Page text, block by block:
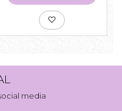
media